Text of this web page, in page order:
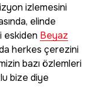
izlemesini
elinde
eskiden Beyaz
herkes çerezini
bazı özlemleri
bize diye